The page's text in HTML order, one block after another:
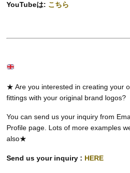
YouTubeは: こちら
★ Are you interested in creating your
fittings with your original brand logos?
You can send us your inquiry from
Profile page. Lots of more examples
also★
Send us your inquiry : HERE